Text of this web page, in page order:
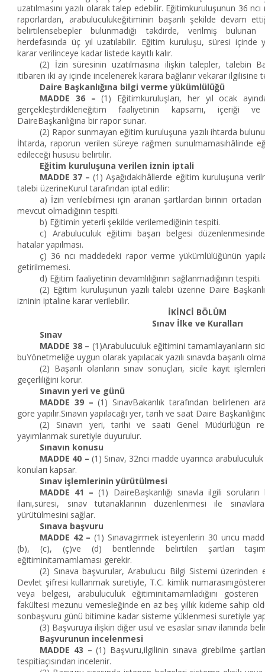
uzatılmasını yazılı olarak talep edebilir. Eğitimkuruluşunun 36
raporlardan, arabuluculukeğitiminin başarılı şekilde devam
belirtilensebepler bulunmadığı takdirde, verilmiş
herdefasında üç yıl uzatılabilir. Eğitim kuruluşu, süresi içinde
karar verilinceye kadar listede kayıtlı kalır.
(2) İzin süresinin uzatılmasına ilişkin talepler, talebin
itibaren iki ay içinde incelenerek karara bağlanır vekarar ilgilisine
Daire Başkanlığına bilgi verme yükümlülüğü
MADDE 36 – (1) Eğitimkuruluşları, her yıl ocak
gerçekleştirdiklerieğitim faaliyetinin kapsamı, içeriği ve
DaireBaşkanlığına bir rapor sunar.
(2) Rapor sunmayan eğitim kuruluşuna yazılı ihtarda
İhtarda, raporun verilen süreye rağmen sunulmamasıhâlinde
edileceği hususu belirtilir.
Eğitim kuruluşuna verilen iznin iptali
MADDE 37 – (1) Aşağıdakihâllerde eğitim kuruluşuna
talebi üzerineKurul tarafından iptal edilir:
a) İzin verilebilmesi için aranan şartlardan birinin ortadan
mevcut olmadığının tespiti.
b) Eğitimin yeterli şekilde verilemediğinin tespiti.
c) Arabuluculuk eğitimi başarı belgesi
hatalar yapılması.
ç) 36 ncı maddedeki rapor verme yükümlülüğünün
getirilmemesi.
d) Eğitim faaliyetinin devamlılığının sağlanmadığının tespiti.
(2) Eğitim kuruluşunun yazılı talebi üzerine Daire
izninin iptaline karar verilebilir.
İKİNCİ BÖLÜM
Sınav İlke ve Kuralları
Sınav
MADDE 38 – (1)Arabuluculuk eğitimini tamamlayanların
buYönetmeliğe uygun olarak yapılacak yazılı sınavda başarılı
(2) Başarılı olanların sınav sonuçları, sicile kayıt
geçerliliğini korur.
Sınavın yeri ve günü
MADDE 39 – (1) SınavBakanlık tarafından belirlenen
göre yapılır.Sınavın yapılacağı yer, tarih ve saat Daire
(2) Sınavın yeri, tarihi ve saati Genel Müdürlüğün
yayımlanmak suretiyle duyurulur.
Sınavın konusu
MADDE 40 – (1) Sınav, 32nci madde uyarınca
konuları kapsar.
Sınav işlemlerinin yürütülmesi
MADDE 41 – (1) DaireBaşkanlığı sınavla ilgili soruların
ilanı,süresi, sınav tutanaklarının düzenlenmesi ile
yürütülmesini sağlar.
Sınava başvuru
MADDE 42 – (1) Sınavagirmek isteyenlerin 30 uncu
(b), (c), (ç)ve (d) bentlerinde belirtilen şartları
eğitiminitamamlaması gerekir.
(2) Sınava başvurular, Arabulucu Bilgi Sistemi
Devlet şifresi kullanmak suretiyle, T.C. kimlik
veya belgesi, arabuluculuk eğitiminitamamladığını gösteren
fakültesi mezunu vemesleğinde en az beş yıllık kıdeme sahip
sonbaşvuru günü bitimine kadar sisteme yüklenmesi suretiyle
(3) Başvuruya ilişkin diğer usul ve esaslar sınav ilanında
Başvurunun incelenmesi
MADDE 43 – (1) Başvuru,ilgilinin sınava girebilme
tespitiaçısından incelenir.